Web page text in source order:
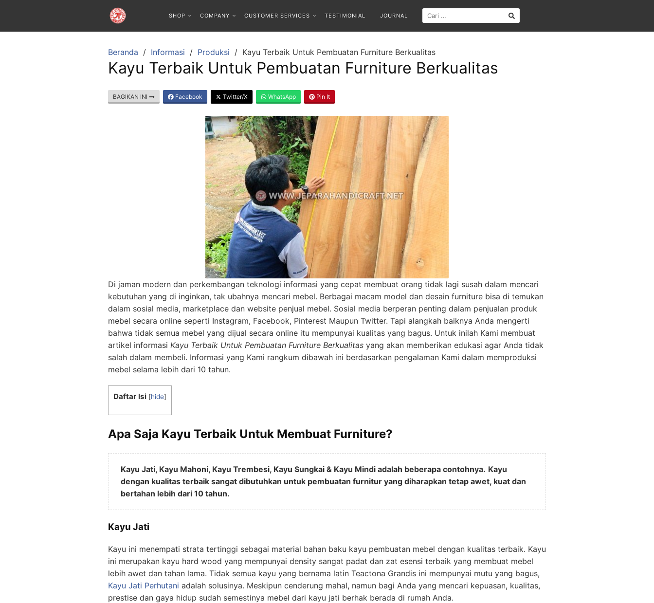
SHOP COMPANY CUSTOMER SERVICES TESTIMONIAL JOURNAL
Beranda Informasi Produksi Kayu Terbaik Untuk Pembuatan Furniture Berkualitas
Kayu Terbaik Untuk Pembuatan Furniture Berkualitas
BAGIKAN INI Facebook Twitter/X WhatsApp Pin It
Di jaman modern dan perkembangan teknologi informasi yang cepat membuat orang tidak lagi susah dalam mencari
kebutuhan yang di inginkan, tak ubahnya mencari mebel. Berbagai macam model dan desain furniture bisa di temukan
dalam sosial media, marketplace dan website penjual mebel. Sosial media berperan penting dalam penjualan produk
mebel secara online seperti Instagram, Facebook, Pinterest Maupun Twitter. Tapi alangkah baiknya Anda mengerti
bahwa tidak semua mebel yang dijual secara online itu mempunyai kualitas yang bagus. Untuk inilah Kami membuat
artikel informasi Kayu Terbaik Untuk Pembuatan Furniture Berkualitas yang akan memberikan edukasi agar Anda tidak
salah dalam membeli. Informasi yang Kami rangkum dibawah ini berdasarkan pengalaman Kami dalam memproduksi
mebel selama lebih dari 10 tahun.
Daftar Isi [hide]
Apa Saja Kayu Terbaik Untuk Membuat Furniture?
Kayu Jati, Kayu Mahoni, Kayu Trembesi, Kayu Sungkai & Kayu Mindi adalah beberapa contohnya. Kayu
dengan kualitas terbaik sangat dibutuhkan untuk pembuatan furnitur yang diharapkan tetap awet, kuat dan
bertahan lebih dari 10 tahun.
Kayu Jati
Kayu ini menempati strata tertinggi sebagai material bahan baku kayu pembuatan mebel dengan kualitas terbaik. Kayu
ini merupakan kayu hard wood yang mempunyai density sangat padat dan zat esensi terbaik yang membuat mebel
lebih awet dan tahan lama. Tidak semua kayu yang bernama latin Teactona Grandis ini mempunyai mutu yang bagus,
Kayu Jati Perhutani adalah solusinya. Meskipun cenderung mahal, namun bagi Anda yang mencari kepuasan, kualitas,
prestise dan gaya hidup sudah semestinya mebel dari kayu jati berhak berada di rumah Anda.